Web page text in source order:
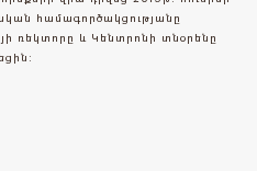
համագործակցությանը
ռեկտորը և Կենտրոնի տնօրենը